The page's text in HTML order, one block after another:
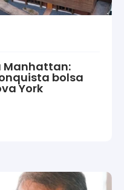
Manhattan:
bolsa
York